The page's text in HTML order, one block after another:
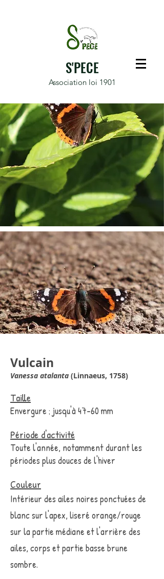
Association loi 1901
S'PECE
Vulcain
Vanessa atalanta (Linnaeus, 1758)
Taille
Envergure ; jusqu'à 47-60 mm
Période d'activité
Toute l'année, notamment durant les
périodes plus douces de l'hiver
Couleur
Intérieur des ailes noires ponctuées de
blanc sur l'apex, liseré orange/rouge
sur la partie médiane et l'arrière des
ailes, corps et partie basse brune
sombre.